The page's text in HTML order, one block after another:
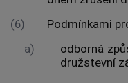
(6)
Podmínkami
a)
odborná
družstevní